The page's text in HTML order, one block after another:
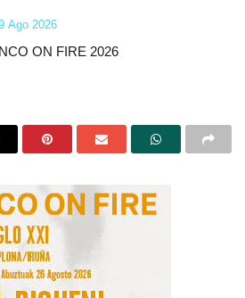
Ago 2026
ON FIRE 2026